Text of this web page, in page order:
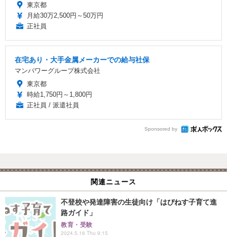
東京都
月給30万2,500円～50万円
正社員
在宅あり・大手金属メーカーでの給与社保
マンパワーグループ株式会社
東京都
時給1,750円～1,800円
正社員 / 派遣社員
Sponsored by
関連ニュース
不登校や発達障害の生徒向け「はぴねす子育て進
路ガイド」
教育・受験
2024.5.16 Thu 9:15